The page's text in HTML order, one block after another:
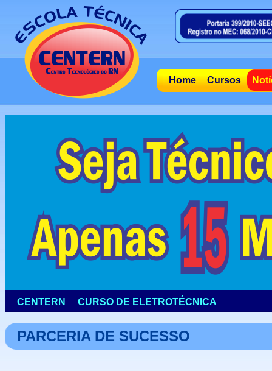
Home Cursos
PARCERIA DE SUCESSO